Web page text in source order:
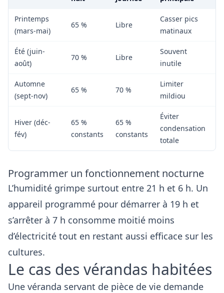
Printemps
(mars-mai)
65 % Libre
Casser pics
matinaux
Été (juin-
août)
70 % Libre
Souvent
inutile
Automne
(sept-nov)
65 % 70 %
Limiter
mildiou
Hiver (déc-
fév)
65 %
constants
65 %
constants
Éviter
condensation
totale
Programmer un fonctionnement nocturne
L’humidité grimpe surtout entre 21 h et 6 h. Un
appareil programmé pour démarrer à 19 h et
s’arrêter à 7 h consomme moitié moins
d’électricité tout en restant aussi efficace sur les
cultures.
Le cas des vérandas habitées
Une véranda servant de pièce de vie demande